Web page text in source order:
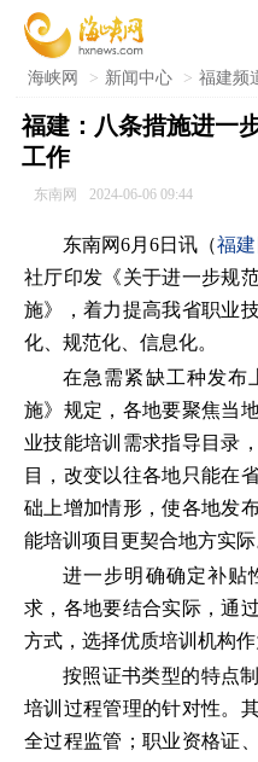
海峡网 > 新闻中心 > 福建频
福建：八条措施进一
工作
东南网 2024-06-06 09:44
东南网6月6日讯（福建
社厅印发《关于进一步规
施》，着力提高我省职业
化、规范化、信息化。
在急需紧缺工种发布
施》规定，各地要聚焦当
业技能培训需求指导目录
目，改变以往各地只能在
础上增加情形，使各地发
能培训项目更契合地方实际
进一步明确确定补贴
求，各地要结合实际，通
方式，选择优质培训机构作
按照证书类型的特点
培训过程管理的针对性。
全过程监管；职业资格证